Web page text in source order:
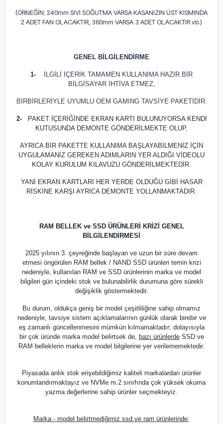
(ÖRNEĞİN; 240mm SIVI SOĞUTMA VARSA KASANIZIN ÜST KISMINDA
2 ADET FAN OLACAKTIR, 360mm VARSA 3 ADET OLACAKTIR vb.)
GENEL BİLGİLENDİRME
1-
İLGİLİ İÇERİK TAMAMEN KULLANIMA HAZIR BİR
BİLGİSAYAR İHTİVA ETMEZ,
BİRBİRLERİYLE UYUMLU OEM GAMING TAVSİYE PAKETİDİR.
2-
PAKET İÇERİĞİNDE EKRAN KARTI BULUNUYORSA KENDİ
KUTUSUNDA DEMONTE GÖNDERİLMEKTE OLUP,
AYRICA BİR PAKETTE KULLANIMA BAŞLAYABİLMENİZ İÇİN
UYGULAMANIZ GEREKEN ADIMLARIN YER ALDIĞI VİDEOLU
KOLAY KURULUM KILAVUZU GÖNDERİLMEKTEDİR.
YANİ EKRAN KARTLARI HER YERDE OLDUĞU GİBİ HASAR
RİSKİNE KARŞI AYRICA DEMONTE YOLLANMAKTADIR.
RAM BELLEK ve SSD ÜRÜNLERİ KRİZİ GENEL
BİLGİLENDİRMESİ
2025 yılının 3. çeyreğinde başlayan ve uzun bir süre devam
etmesi öngörülen RAM bellek / NAND SSD ürünleri temin krizi
nedeniyle, kullanılan RAM ve SSD ürünlerinin marka ve model
bilgileri gün içindeki stok ve bulunabilirlik durumuna göre sürekli
değişiklik göstermektedir.
Bu durum, oldukça geniş bir model çeşitliliğine sahip olmamız
nedeniyle, tavsiye sistem açıklamalarının günlük olarak birebir ve
eş zamanlı güncellenmesini mümkün kılmamaktadır; dolayısıyla
bir çok üründe marka model belirtsek de, bazı ürünlerdeSSD ve
RAM belleklerin marka ve model bilgilerine yer verilememektedir.
Piyasada anlık stok erişebildiğimiz kaliteli markalardan ürünler
konumlandırmaktayız ve NVMe m.2 sınıfında çok yüksek okuma
yazma değerlerine sahip ürünler seçmekteyiz.
Marka - model belirtmediğimiz ssd ve ram ürünlerinde;